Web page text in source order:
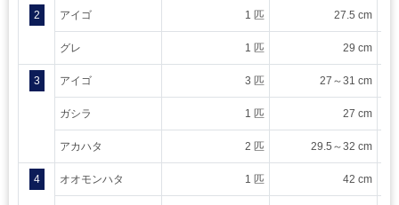
2 アイゴ 1 匹 27.5 cm
グレ 1 匹 29 cm
3 アイゴ 3 匹 27～31 cm
ガシラ 1 匹 27 cm
アカハタ 2 匹 29.5～32 cm
4 オオモンハタ 1 匹 42 cm